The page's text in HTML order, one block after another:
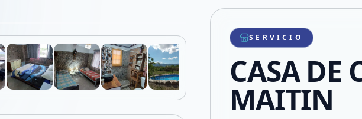
Compartir producto
Compartir por WhatsApp
Compartir por mail
Compartir en Facebook
Compartir en X
SERVICIO
CASA DE
MAITIN